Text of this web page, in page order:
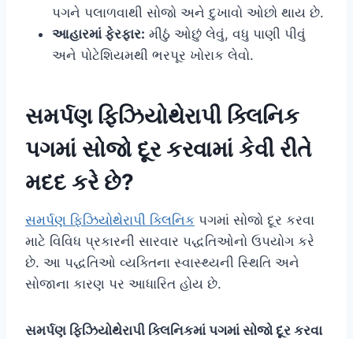
પગને પલાળવાથી સોજો અને દુખાવો ઓછો થાય છે.
આહારમાં ફેરફાર: મીઠું ઓછું લેવું, વધુ પાણી પીવું
અને પોટેશિયમથી ભરપૂર ખોરાક લેવો.
સમર્પણ ફિઝિયોથેરાપી ક્લિનિક
પગમાં સોજો દૂર કરવામાં કેવી રીતે
મદદ કરે છે?
સમર્પણ ફિઝિયોથેરાપી ક્લિનિક પગમાં સોજો દૂર કરવા
માટે વિવિધ પ્રકારની સારવાર પદ્ધતિઓનો ઉપયોગ કરે
છે. આ પદ્ધતિઓ વ્યક્તિના સ્વાસ્થ્યની સ્થિતિ અને
સોજાના કારણ પર આધારિત હોય છે.
સમર્પણ ફિઝિયોથેરાપી ક્લિનિકમાં પગમાં સોજો દૂર કરવા